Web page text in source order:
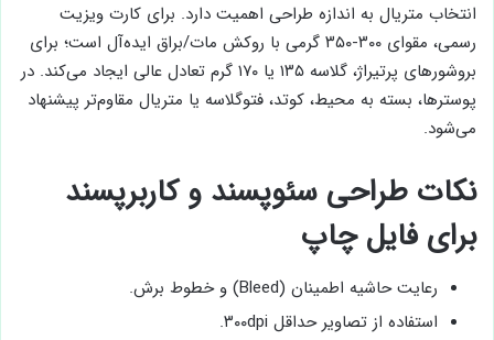
انتخاب متریال به اندازه طراحی اهمیت دارد. برای کارت ویزیت
رسمی، مقوای ۳۰۰-۳۵۰ گرمی با روکش مات/براق ایده‌آل است؛ برای
بروشورهای پرتیراژ، گلاسه ۱۳۵ یا ۱۷۰ گرم تعادل عالی ایجاد می‌کند. در
پوسترها، بسته به محیط، کوتد، فتوگلاسه یا متریال مقاوم‌تر پیشنهاد
می‌شود.
نکات طراحی سئوپسند و کاربرپسند
برای فایل چاپ
رعایت حاشیه اطمینان (Bleed) و خطوط برش.
استفاده از تصاویر حداقل ۳۰۰dpi.